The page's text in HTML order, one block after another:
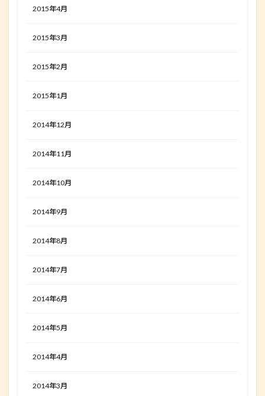
2015年4月
2015年3月
2015年2月
2015年1月
2014年12月
2014年11月
2014年10月
2014年9月
2014年8月
2014年7月
2014年6月
2014年5月
2014年4月
2014年3月